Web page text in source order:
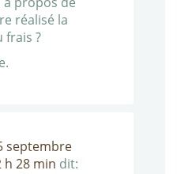
réalisé la
frais ?
septembre
h 28 min dit: